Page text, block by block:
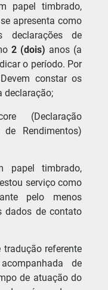
papel timbrado,
apresenta como
declarações de
2 (dois) anos (a
o período. Por
constar os
declaração;
(Declaração
Rendimentos)
papel timbrado,
serviço como
pelo menos
dados de contato
referente
de
de atuação do